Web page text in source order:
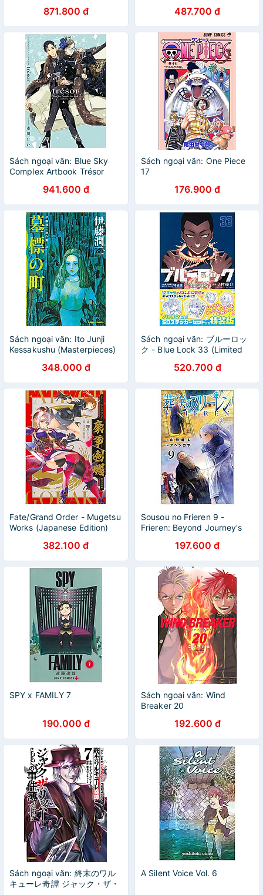
871.800 đ
Bilingual Comics)
487.700 đ
Sách ngoại văn: Blue Sky
Complex Artbook Trésor
941.600 đ
Sách ngoại văn: One Piece
17
176.900 đ
Sách ngoại văn: Ito Junji
Kessakushu (Masterpieces)
348.000 đ
Sách ngoại văn: ブルーロッ
ク - Blue Lock 33 (Limited
520.700 đ
Fate/Grand Order - Mugetsu
Works (Japanese Edition)
382.100 đ
Sousou no Frieren 9 -
Frieren: Beyond Journey's
197.600 đ
SPY x FAMILY 7
190.000 đ
Sách ngoại văn: Wind
Breaker 20
192.600 đ
Sách ngoại văn: 終末のワル
キューレ奇譚 ジャック・ザ・
A Silent Voice Vol. 6